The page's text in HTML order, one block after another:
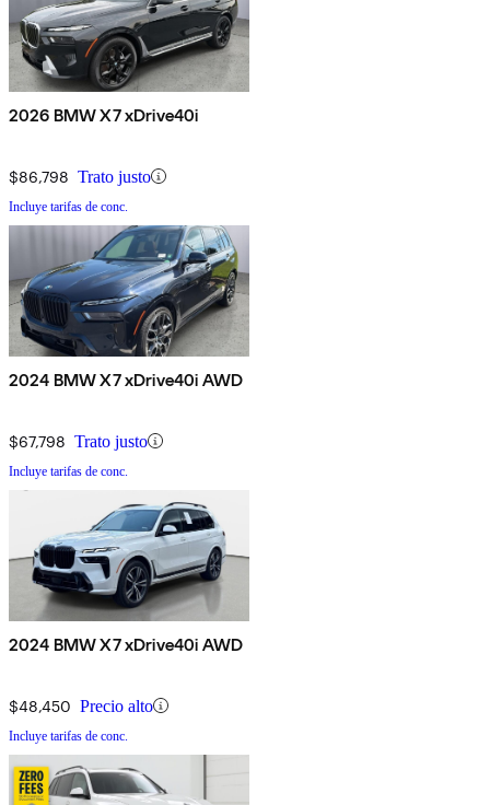
2026 BMW X7 xDrive40i
$86,798 Trato justo
Incluye tarifas de conc.
2024 BMW X7 xDrive40i AWD
$67,798 Trato justo
Incluye tarifas de conc.
2024 BMW X7 xDrive40i AWD
$48,450 Precio alto
Incluye tarifas de conc.